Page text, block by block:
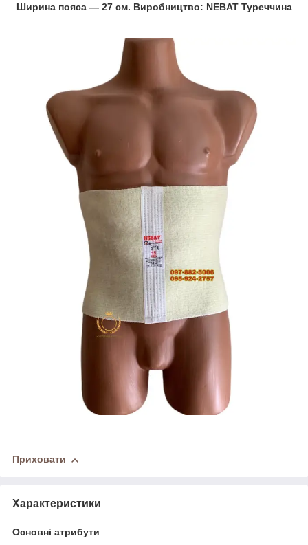
Ширина пояса — 27 см. Виробництво: NEBAT Туреччина
Приховати
Характеристики
Основні атрибути